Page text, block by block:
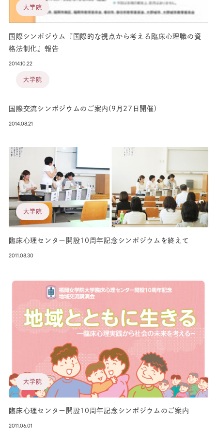
大学院
国際シンポジウム『国際的な視点から考える臨床心理職の資
格法制化』報告
2014.10.22
大学院
国際交流シンポジウムのご案内(9月27日開催)
2014.08.21
大学院
臨床心理センター開設10周年記念シンポジウムを終えて
2011.08.30
大学院
臨床心理センター開設10周年記念シンポジウムのご案内
2011.06.01